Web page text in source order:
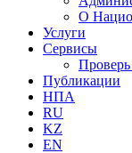
О
Услуги
Сервисы
Проверь
Публикации
НПА
RU
KZ
EN